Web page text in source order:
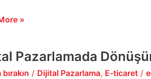
»
Pazarlamada
/ Dijital Pazarlama, E-ticaret /